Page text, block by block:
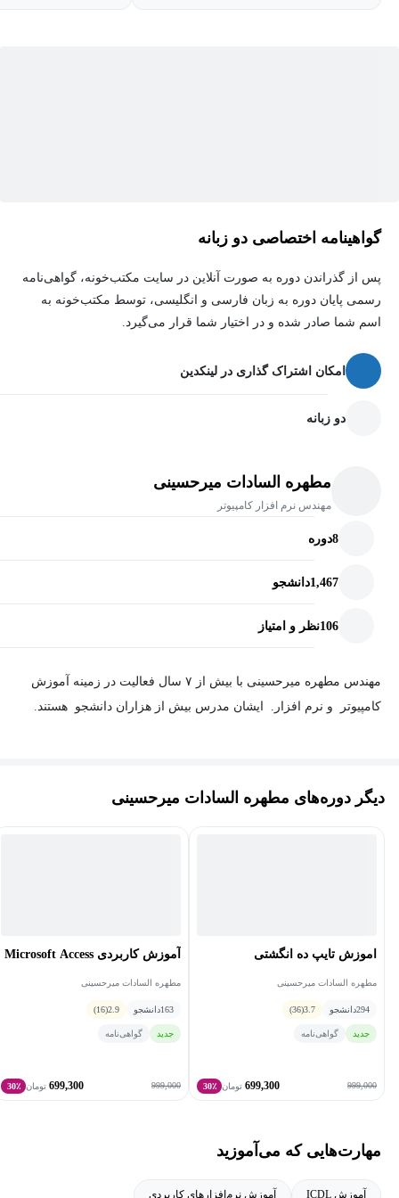
گواهینامه اختصاصی دو زبانه
پس از گذراندن دوره به صورت آنلاین در سایت مکتب‌خونه، گواهی‌نامه
رسمی پایان دوره به زبان فارسی و انگلیسی، توسط مکتب‌خونه به
اسم شما صادر شده و در اختیار شما قرار می‌گیرد.
امکان اشتراک گذاری در لینکدین
دو زبانه
مطهره السادات میرحسینی
مهندس نرم افزار کامپیوتر
8دوره
1,467دانشجو
106نظر و امتیاز
مهندس مطهره میرحسینی با بیش از ۷ سال فعالیت در زمینه آموزش
کامپیوتر و نرم افزار. ایشان مدرس بیش از هزاران دانشجو هستند.
دیگر دوره‌های مطهره السادات میرحسینی
اموزش تایپ ده انگشتی
مطهره السادات میرحسینی
294دانشجو 3.7
(36)
جدید گواهی‌نامه
999,000
699,300 تومان 30٪
آموزش کاربردی Microsoft Access
مطهره السادات میرحسینی
163دانشجو 2.9
(16)
جدید گواهی‌نامه
999,000
699,300 تومان 30٪
مهارت‌هایی که می‌آموزید
آموزش ICDL آموزش نرم‌افزارهای کاربردی